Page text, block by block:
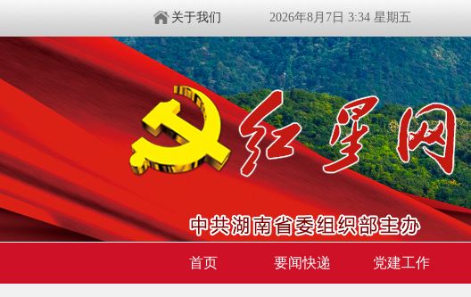
关于我们 2026年8月7日 3:34 星期五
首页 要闻快递 党建工作